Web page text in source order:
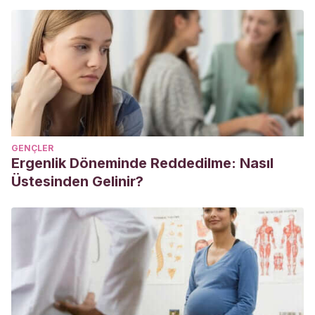
Ramos Valverde, P., Rivera de los Santos, F. J., &
Moreno Rodríguez, M. D. C.
(2010). Diferencias de sexo
en imagen corporal, control de peso e Índice de Masa
Corporal de los adolescentes españoles.
Psicothema, 22
(1), 77-83.
https://idus.us.es/handle/11441/
Gonçalves Câmara, S., & Bedin Tomasi, L. M.(2015).
Bienestar, salud e imagen corporal de adolescentes
brasileros: la importancia de los contextos familiares, de
1409.http://www.scielo.org.co/scielo.php?pid=S1657-
92672015000400019&script=sci_abstract&tlng=en
Caño, A. y Rodríguez, C.
(2012). Autoestima en la
adolescencia: análisis y estrategias de intervención.
International Journal of Psycholgy and Psychological
Therapy,12, 3. Facultad de Psicología. España: Málaga
GENÇLER
Ergenlik Döneminde Reddedilme: Nasıl
Üstesinden Gelinir?